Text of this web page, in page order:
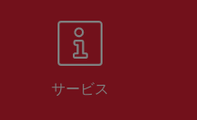
サービス